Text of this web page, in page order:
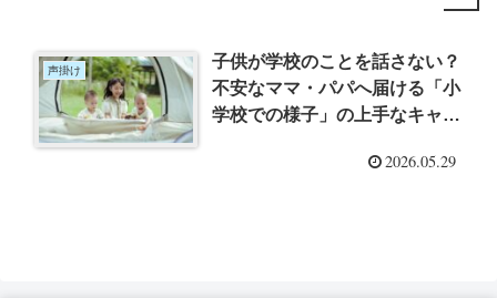
声掛け
子供が学校のことを話さない？
不安なママ・パパへ届ける「小
学校での様子」の上手なキャッ
2026.05.29